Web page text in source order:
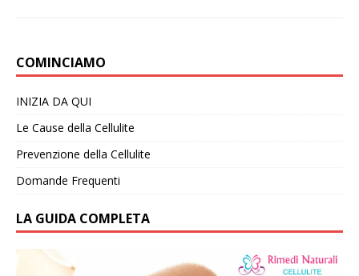
COMINCIAMO
INIZIA DA QUI
Le Cause della Cellulite
Prevenzione della Cellulite
Domande Frequenti
LA GUIDA COMPLETA